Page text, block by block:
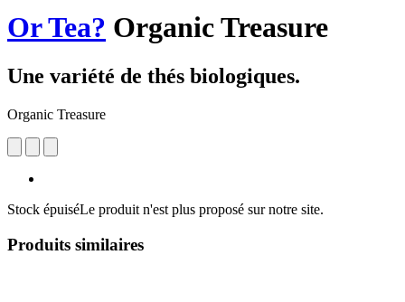
Or Tea? Organic Treasure
Une variété de thés biologiques.
Organic Treasure
Stock épuiséLe produit n'est plus proposé sur notre site.
Produits similaires